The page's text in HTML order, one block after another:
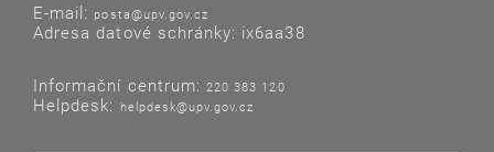
E-mail: posta@upv.gov.cz
Adresa datové schránky: ix6aa38
Informační centrum: 220 383 120
Helpdesk: helpdesk@upv.gov.cz